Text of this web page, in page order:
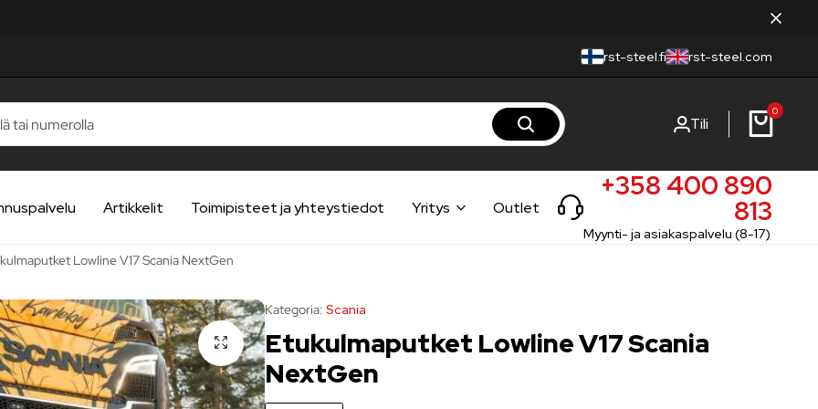
rst-steel.fi rst-steel.com
Tili
0
Artikkelit Toimipisteet ja yhteystiedot Yritys Outlet
+358 400 890
813
Myynti- ja asiakaspalvelu (8-17)
Lowline V17 Scania NextGen
Kategoria: Scania
Etukulmaputket Lowline V17 Scania
NextGen